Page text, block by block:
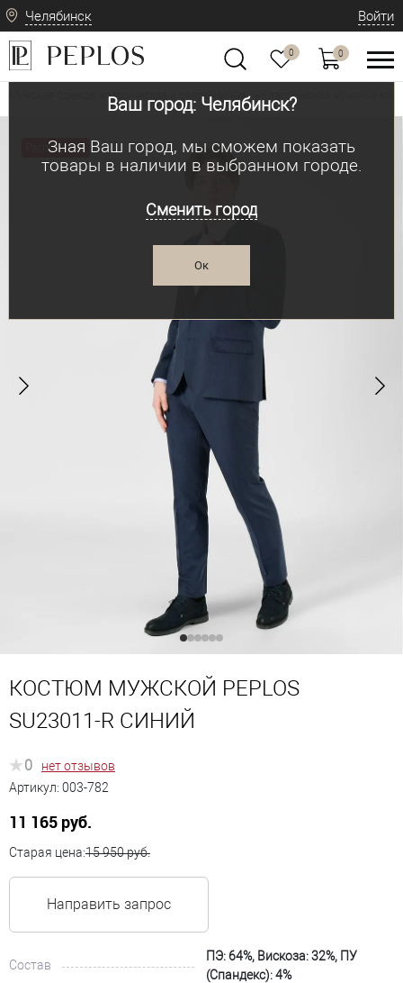
Челябинск
Ваш город: Челябинск?
Зная Ваш город, мы сможем показать
товары в наличии в выбранном городе.
Сменить город
Ок
Войти
0 0
Мужская одежда: классическая и современная Классические мужские
Распродажа
КОСТЮМ МУЖСКОЙ PEPLOS
SU23011-R СИНИЙ
0
нет отзывов
Артикул: 003-782
11 165 руб.
Старая цена:15 950 руб.
Направить запрос
Состав
ПЭ: 64%, Вискоза: 32%, ПУ
(Спандекс): 4%